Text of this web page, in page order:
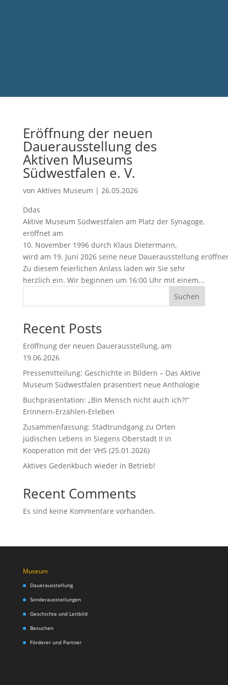
Eröffnung der neuen
Dauerausstellung des
Aktiven Museums
Südwestfalen e. V.
von Aktives Museum | 26.05.2026
Ddas
Aktive Museum Südwestfalen am Platz der Synagoge,
eröffnet am
10. November 1996 durch Klaus Dietermann,
wird am 19. Juni 2026 seine neue Dauerausstellung
Zu diesem feierlichen Anlass laden wir Sie sehr
herzlich ein. Wir beginnen um 16:00 Uhr mit einem...
Suchen
Recent Posts
Eröffnung der neuen Dauerausstellung, am
19.06.2026
Pressemitteilung: Geschichte in Bildern – Das Aktive
Museum Südwestfalen präsentiert neue Anthologie
Buchpräsentation: „Bin Mensch nicht auch ich?!“
Erinnern-Erzählen-Erleben
Zusammenfassung: Stadtrundgang zu Orten
jüdischen Lebens in Siegens Oberstadt II in
Kooperation mit der VHS (25.01.2026)
Aktives Gedenkbuch wieder in Betrieb!
Recent Comments
Es sind keine Kommentare vorhanden.
Museum
Dauerausstellung
Sonderausstellungen
Geschichte und Leitbild
Besuchen
Förderer und Partner